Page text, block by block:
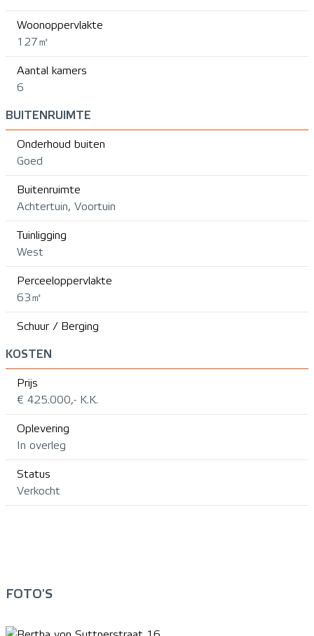
Woonoppervlakte
127㎡
Aantal kamers
6
BUITENRUIMTE
Onderhoud buiten
Goed
Buitenruimte
Achtertuin, Voortuin
Tuinligging
West
Perceeloppervlakte
63㎡
Schuur / Berging
KOSTEN
Prijs
€ 425.000,- K.K.
Oplevering
In overleg
Status
Verkocht
FOTO'S